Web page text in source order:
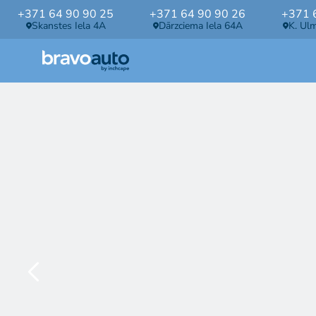
+371 64 90 90 25
Skanstes Iela 4A
+371 64 90 90 26
Dārzciema Iela 64A
+371
K.